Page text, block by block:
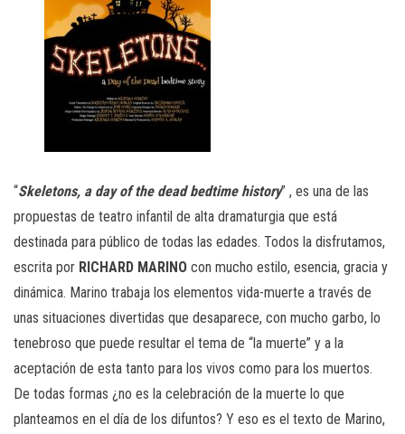
“Skeletons, a day of the dead bedtime history” , es una de las
propuestas de teatro infantil de alta dramaturgia que está
destinada para público de todas las edades. Todos la disfrutamos,
escrita por RICHARD MARINO con mucho estilo, esencia, gracia y
dinámica. Marino trabaja los elementos vida-muerte a través de
unas situaciones divertidas que desaparece, con mucho garbo, lo
tenebroso que puede resultar el tema de “la muerte” y a la
aceptación de esta tanto para los vivos como para los muertos.
De todas formas ¿no es la celebración de la muerte lo que
planteamos en el día de los difuntos? Y eso es el texto de Marino,